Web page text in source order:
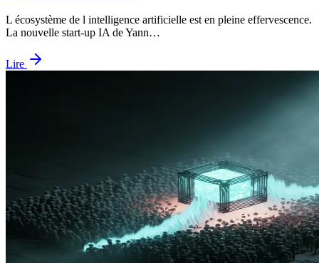
L écosystème de l intelligence artificielle est en pleine effervescence.
La nouvelle start-up IA de Yann…
Lire